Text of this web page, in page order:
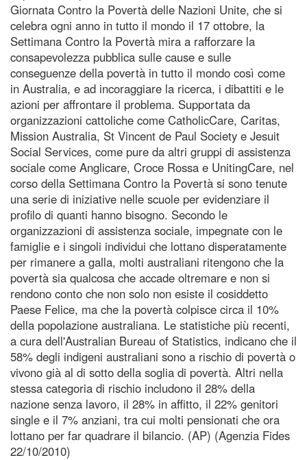
Giornata Contro la Povertà delle Nazioni Unite, che si
celebra ogni anno in tutto il mondo il 17 ottobre, la
Settimana Contro la Povertà mira a rafforzare la
consapevolezza pubblica sulle cause e sulle
conseguenze della povertà in tutto il mondo così come
in Australia, e ad incoraggiare la ricerca, i dibattiti e le
azioni per affrontare il problema. Supportata da
organizzazioni cattoliche come CatholicCare, Caritas,
Mission Australia, St Vincent de Paul Society e Jesuit
Social Services, come pure da altri gruppi di assistenza
sociale come Anglicare, Croce Rossa e UnitingCare, nel
corso della Settimana Contro la Povertà si sono tenute
una serie di iniziative nelle scuole per evidenziare il
profilo di quanti hanno bisogno. Secondo le
organizzazioni di assistenza sociale, impegnate con le
famiglie e i singoli individui che lottano disperatamente
per rimanere a galla, molti australiani ritengono che la
povertà sia qualcosa che accade oltremare e non si
rendono conto che non solo non esiste il cosiddetto
Paese Felice, ma che la povertà colpisce circa il 10%
della popolazione australiana. Le statistiche più recenti,
a cura dell'Australian Bureau of Statistics, indicano che il
58% degli indigeni australiani sono a rischio di povertà o
vivono già al di sotto della soglia di povertà. Altri nella
stessa categoria di rischio includono il 28% della
nazione senza lavoro, il 28% in affitto, il 22% genitori
single e il 7% anziani, tra cui molti pensionati che ora
lottano per far quadrare il bilancio. (AP) (Agenzia Fides
22/10/2010)